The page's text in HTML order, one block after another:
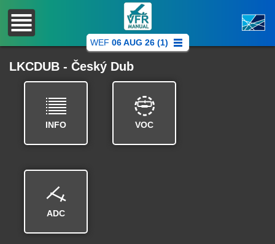
WEF 06 AUG 26 (1)
LKCDUB - Český Dub
INFO VOC
ADC